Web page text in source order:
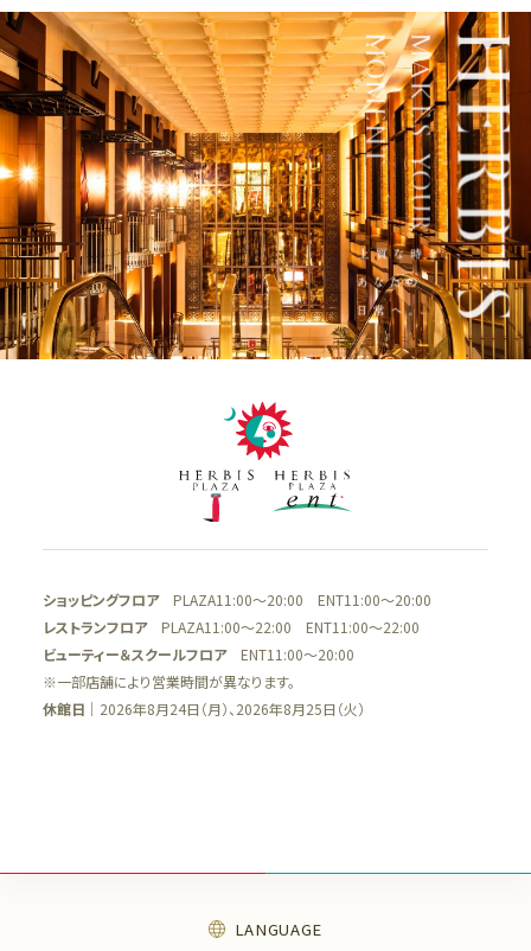
ショッピングフロアPLAZA11:00～20:00 ENT11:00～20:00
レストランフロアPLAZA11:00～22:00 ENT11:00～22:00
ビューティー＆スクールフロアENT11:00～20:00
※一部店舗により営業時間が異なります。
休館日 ｜2026年8月24日（月）、2026年8月25日（火）
LANGUAGE